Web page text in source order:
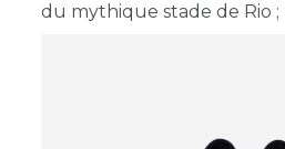
du mythique stade de Rio ;